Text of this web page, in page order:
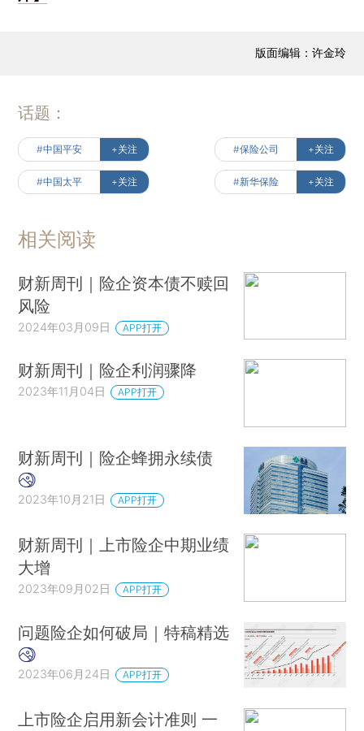
版面编辑：许金玲
话题：
#中国平安 +关注 #保险公司 +关注
#中国太平 +关注 #新华保险 +关注
相关阅读
财新周刊｜险企资本债不赎回
风险
2024年03月09日 APP打开
财新周刊｜险企利润骤降
2023年11月04日 APP打开
财新周刊｜险企蜂拥永续债
2023年10月21日 APP打开
财新周刊｜上市险企中期业绩
大增
2023年09月02日 APP打开
问题险企如何破局｜特稿精选
2023年06月24日 APP打开
上市险企启用新会计准则 一